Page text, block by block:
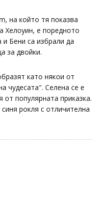
на който тя показва
Хелоуин, е поредното
и Бени са избрали да
за двойки.
като някои от
чудесата". Селена се е
от популярната приказка.
рокля с отличителна